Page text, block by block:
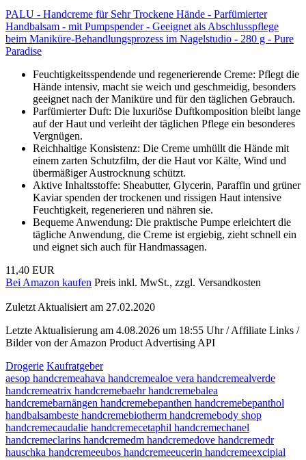
PALU - Handcreme für Sehr Trockene Hände - Parfümierter
Handbalsam - mit Pumpspender - Geeignet als Abschlusspflege
beim Maniküre-Behandlungsprozess im Nagelstudio - 280 g - Pure
Paradise
Feuchtigkeitsspendende und regenerierende Creme: Pflegt die
Hände intensiv, macht sie weich und geschmeidig, besonders
geeignet nach der Maniküre und für den täglichen Gebrauch.
Parfümierter Duft: Die luxuriöse Duftkomposition bleibt lange
auf der Haut und verleiht der täglichen Pflege ein besonderes
Vergnügen.
Reichhaltige Konsistenz: Die Creme umhüllt die Hände mit
einem zarten Schutzfilm, der die Haut vor Kälte, Wind und
übermäßiger Austrocknung schützt.
Aktive Inhaltsstoffe: Sheabutter, Glycerin, Paraffin und grüner
Kaviar spenden der trockenen und rissigen Haut intensive
Feuchtigkeit, regenerieren und nähren sie.
Bequeme Anwendung: Die praktische Pumpe erleichtert die
tägliche Anwendung, die Creme ist ergiebig, zieht schnell ein
und eignet sich auch für Handmassagen.
11,40 EUR
Bei Amazon kaufen Preis inkl. MwSt., zzgl. Versandkosten
Zuletzt Aktualisiert am 27.02.2020
Letzte Aktualisierung am 4.08.2026 um 18:55 Uhr / Affiliate Links /
Bilder von der Amazon Product Advertising API
Drogerie Kaufratgeber
aesop handcremeahava handcremealoe vera handcremealverde
handcremeatrix handcremebaehr handcremebalea
handcremebarnängen handcremebepanthen handcremebepanthol
handbalsambeste handcremebiotherm handcremebody shop
handcremecaudalie handcremecetaphil handcremechanel
handcremeclarins handcremedm handcremedove handcremedr
hauschka handcremeeubos handcremeeucerin handcremeexcipial